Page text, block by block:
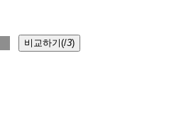
비교하기(/3)